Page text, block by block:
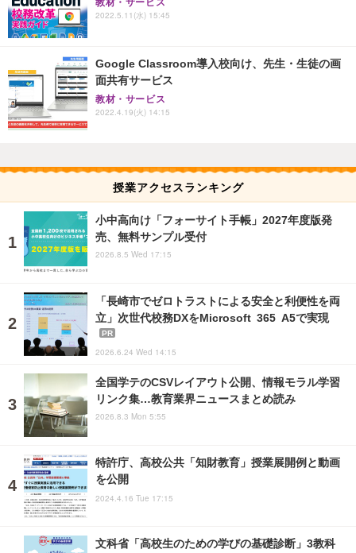
2022.5.11(水) 15:45
Google Classroom導入校向け、先生・生徒の画
面共有サービス
教材・サービス
2022.4.19(火) 14:15
授業アクセスランキング
小中高向け「フォーサイト手帳」2027年度版発
売、無料サンプル受付
2026.8.5 Wed 17:15
「長崎市でゼロトラストによる安全と利便性を両
立」次世代校務DXをMicrosoft 365 A5で実現
PR
2026.6.24 Wed 14:15
全国学テのCSVレイアウト公開、情報モラル学習
リンク集…教育業界ニュースまとめ読み
2026.8.3 Mon 5:55
特許庁、高校公共「知財教育」授業展開例と動画
を公開
2024.4.16 Tue 17:15
文科省「高校生のための学びの基礎診断」3教科